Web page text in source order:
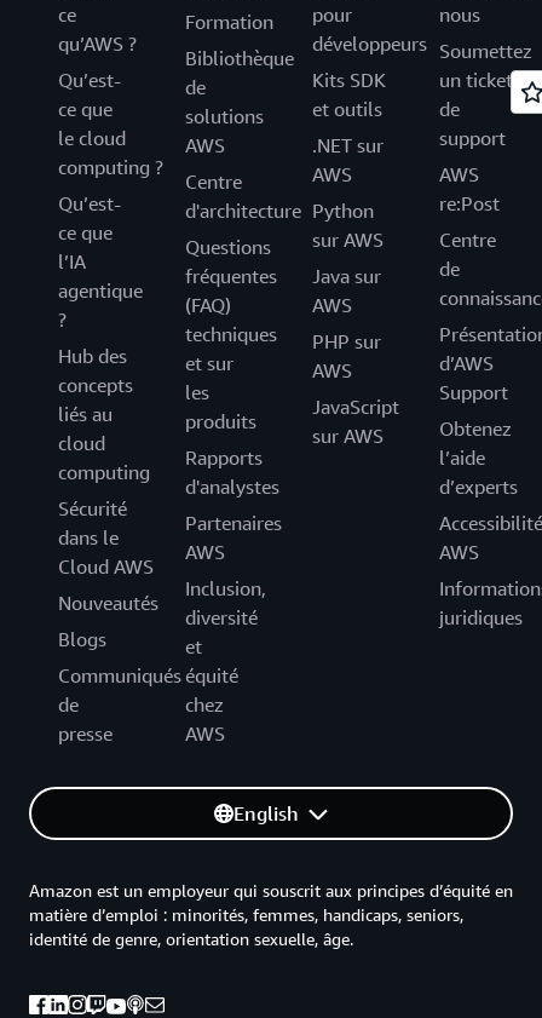
ce
qu’AWS ?
Qu’est-
ce que
le cloud
computing ?
Qu’est-
ce que
l’IA
agentique
?
Hub des
concepts
liés au
cloud
computing
Sécurité
dans le
Cloud AWS
Nouveautés
Blogs
Communiqués
de
presse
Formation
Bibliothèque
de
solutions
AWS
Centre
d'architecture
Questions
fréquentes
(FAQ)
techniques
et sur
les
produits
Rapports
d'analystes
Partenaires
AWS
Inclusion,
diversité
et
équité
chez
AWS
pour
développeurs
Kits SDK
et outils
.NET sur
AWS
Python
sur AWS
Java sur
AWS
PHP sur
AWS
JavaScript
sur AWS
nous
Soumettez
un ticket
de
support
AWS
re:Post
Centre
de
d’AWS
Support
Obtenez
l’aide
d’experts
Accessibilité
AWS
juridiques
English
Amazon est un employeur qui souscrit aux principes d’équité en
matière d’emploi : minorités, femmes, handicaps, seniors,
identité de genre, orientation sexuelle, âge.